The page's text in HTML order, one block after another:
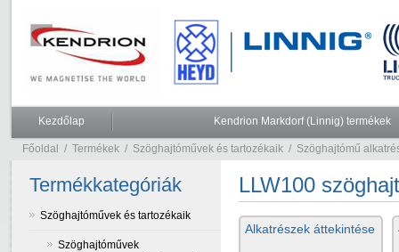
Kezdőlap Kendrion Markdorf (Linnig) termékek
Főoldal / Termékek / Szöghajtóművek és tartozékaik / Szöghajtómű
Termékkategóriák
Szöghajtóművek és tartozékaik
Szöghajtóművek
LLW100
Alkatrészek áttekintése